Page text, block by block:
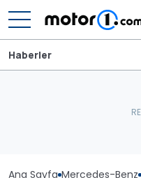
Haberler
Ana Sayfa Mercedes-Benz